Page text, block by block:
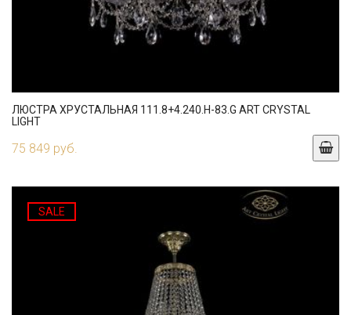
ЛЮСТРА ХРУСТАЛЬНАЯ 111.8+4.240.H-83.G ART CRYSTAL
LIGHT
75 849 руб.
SALE